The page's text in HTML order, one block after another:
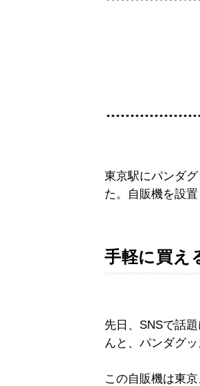
東京駅にパンダ
た。自販機を設
手軽に買え
先日、SNSで話
んと、パンダグッ
この自販機は東